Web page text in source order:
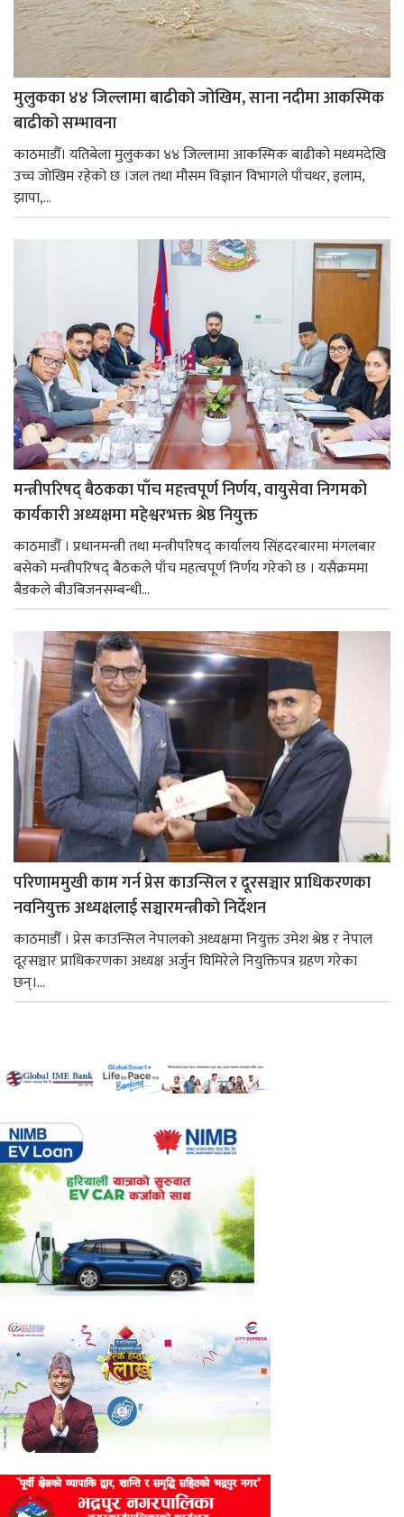
मुलुकका ४४ जिल्लामा बाढीको जोखिम, साना नदीमा आकस्मिक
बाढीको सम्भावना
काठमाडौँ। यतिबेला मुलुकका ४४ जिल्लामा आकस्मिक बाढीको मध्यमदेखि
उच्च जोखिम रहेको छ ।जल तथा मौसम विज्ञान विभागले पाँचथर, इलाम,
झापा,...
मन्त्रीपरिषद् बैठकका पाँच महत्त्वपूर्ण निर्णय, वायुसेवा निगमको
कार्यकारी अध्यक्षमा महेश्वरभक्त श्रेष्ठ नियुक्त
काठमाडौँ । प्रधानमन्त्री तथा मन्त्रीपरिषद् कार्यालय सिंहदरबारमा मंगलबार
बसेको मन्त्रीपरिषद् बैठकले पाँच महत्वपूर्ण निर्णय गरेको छ । यसैक्रममा
बैडकले बीउबिजनसम्बन्धी...
परिणाममुखी काम गर्न प्रेस काउन्सिल र दूरसञ्चार प्राधिकरणका
नवनियुक्त अध्यक्षलाई सञ्चारमन्त्रीको निर्देशन
काठमाडौँ । प्रेस काउन्सिल नेपालको अध्यक्षमा नियुक्त उमेश श्रेष्ठ र नेपाल
दूरसञ्चार प्राधिकरणका अध्यक्ष अर्जुन घिमिरेले नियुक्तिपत्र ग्रहण गरेका
छन्।...